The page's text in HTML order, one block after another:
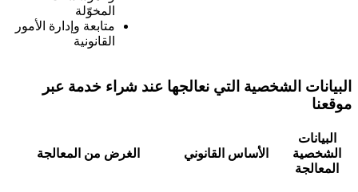
المخوّلة
متابعة وإدارة الأمور
القانونية
البيانات الشخصية التي نعالجها عند شراء خدمة عبر
موقعنا
البيانات
الشخصية
المعالجة
الأساس القانوني الغرض من المعالجة